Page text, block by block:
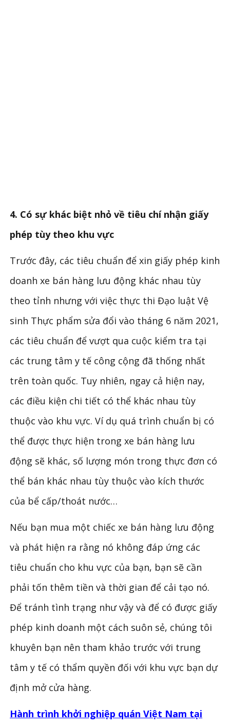
4. Có sự khác biệt nhỏ về tiêu chí nhận giấy
phép tùy theo khu vực
Trước đây, các tiêu chuẩn để xin giấy phép kinh
doanh xe bán hàng lưu động khác nhau tùy
theo tỉnh nhưng với việc thực thi Đạo luật Vệ
sinh Thực phẩm sửa đổi vào tháng 6 năm 2021,
các tiêu chuẩn để vượt qua cuộc kiểm tra tại
các trung tâm y tế công cộng đã thống nhất
trên toàn quốc. Tuy nhiên, ngay cả hiện nay,
các điều kiện chi tiết có thể khác nhau tùy
thuộc vào khu vực. Ví dụ quá trình chuẩn bị có
thể được thực hiện trong xe bán hàng lưu
động sẽ khác, số lượng món trong thực đơn có
thể bán khác nhau tùy thuộc vào kích thước
của bể cấp/thoát nước…
Nếu bạn mua một chiếc xe bán hàng lưu động
và phát hiện ra rằng nó không đáp ứng các
tiêu chuẩn cho khu vực của bạn, bạn sẽ cần
phải tốn thêm tiền và thời gian để cải tạo nó.
Để tránh tình trạng như vậy và để có được giấy
phép kinh doanh một cách suôn sẻ, chúng tôi
khuyên bạn nên tham khảo trước với trung
tâm y tế có thẩm quyền đối với khu vực bạn dự
định mở cửa hàng.
Hành trình khởi nghiệp quán Việt Nam tại